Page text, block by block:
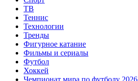
ТВ
Теннис
Технологии
Тренды
Фигурное катание
Фильмы и сериалы
Футбол
Хоккей
Чемпионат мира по футболу 2026